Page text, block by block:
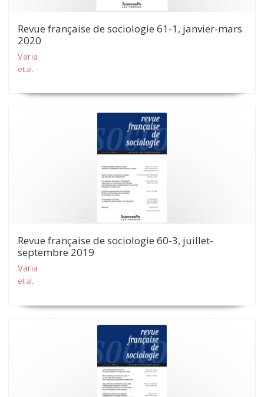
Revue française de sociologie 61-1, janvier-mars
2020
Varia
et al.
Revue française de sociologie 60-3, juillet-
septembre 2019
Varia
et al.